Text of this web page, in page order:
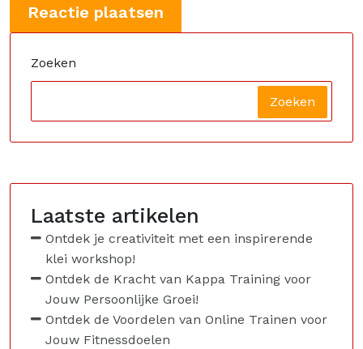
Zoeken
Zoeken
Laatste artikelen
Ontdek je creativiteit met een inspirerende
klei workshop!
Ontdek de Kracht van Kappa Training voor
Jouw Persoonlijke Groei!
Ontdek de Voordelen van Online Trainen voor
Jouw Fitnessdoelen